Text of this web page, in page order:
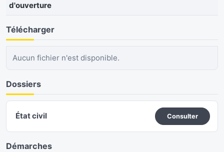
d'ouverture
Télécharger
Aucun fichier n'est disponible.
Dossiers
État civil Consulter
Démarches